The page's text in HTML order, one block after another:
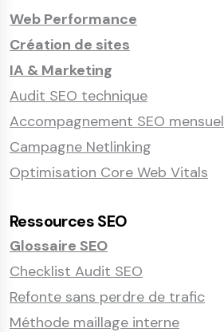
Web Performance
Création de sites
IA & Marketing
Audit SEO technique
Accompagnement SEO mensuel
Campagne Netlinking
Optimisation Core Web Vitals
Ressources SEO
Glossaire SEO
Checklist Audit SEO
Refonte sans perdre de trafic
Méthode maillage interne